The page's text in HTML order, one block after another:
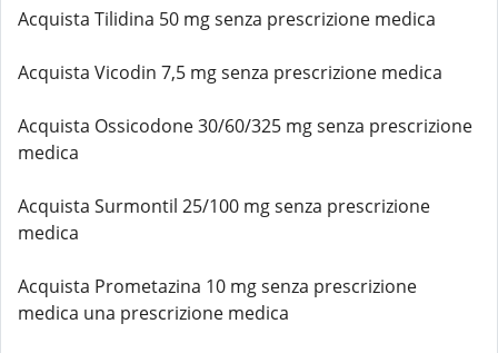
Acquista Tilidina 50 mg senza prescrizione medica
Acquista Vicodin 7,5 mg senza prescrizione medica
Acquista Ossicodone 30/60/325 mg senza prescrizione
medica
Acquista Surmontil 25/100 mg senza prescrizione
medica
Acquista Prometazina 10 mg senza prescrizione
medica una prescrizione medica